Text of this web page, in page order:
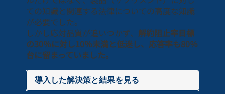
ての知識と関連する法律についての高度な知識
が必要でした。
しかし応対品質が追いつかず、 解約阻止率目標
の30％に対し10％未満と低迷し、応答率も80％
台に留まっていました。
導入した解決策と結果を見る